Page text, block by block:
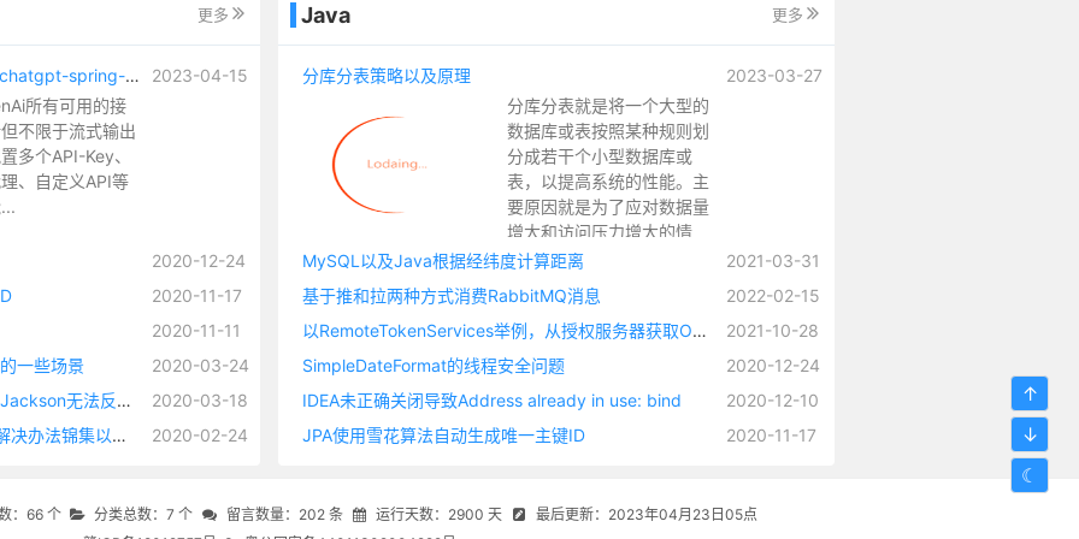
更多
自荐一个支持OpenAi所有可用API的chatgpt-spring-boot-starter
所有可用的接
不限于流式输出
多个API-Key、
、自定义API等
2023-04-15
2020-12-24
2020-11-17
2020-11-11
一些场景
2020-03-24
使用List.of()、Map.of()、Set.of() - Jackson无法反序列化Redis缓存（缓存有类型标识的时候）
2020-03-18
Long和Long类型集合前端精度丢失解决办法锦集以及自定义JSON序列化方法
2020-02-24
Java 更多
分库分表策略以及原理
分库分表就是将一个大型的
数据库或表按照某种规则划
分成若干个小型数据库或
表，以提高系统的性能。主
要原因就是为了应对数据量
增大和访问压力增大的情
况，因为当数据量和访问量
能顶不住，此时可以通过分
库分表，将压力分散到多个
节点上。
2023-03-27
MySQL以及Java根据经纬度计算距离
2021-03-31
基于推和拉两种方式消费RabbitMQ消息
2022-02-15
以RemoteTokenServices举例，从授权服务器获取OAuth2访问令牌，并将身份验证对象加载到 SecurityContext整个过程源码解析
2021-10-28
SimpleDateFormat的线程安全问题
2020-12-24
IDEA未正确关闭导致Address already in use: bind
2020-12-10
JPA使用雪花算法自动生成唯一主键ID
2020-11-17
：66 个 分类总数：7 个 留言数量：202 条 运行天数：2900 天
最后更新：2023年04月23日05点
↑
↓
☾